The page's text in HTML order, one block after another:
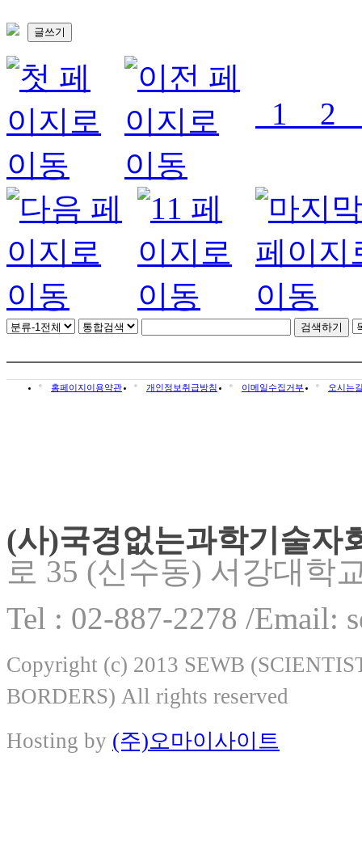
글쓰기
1 2
홈페이지이용약관 개인정보취급방침 이메일수집거부 오시는
(사)국경없는과학기술자
로 35 (신수동) 서강대학
Tel : 02-887-2278 /Email:
Copyright (c) 2013 SEWB
BORDERS) All rights reserved
Hosting by (주)오마이사이트